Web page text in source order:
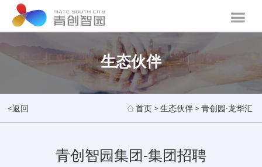
生态伙伴
<返回 首页>生态伙伴>青创园·龙华汇
青创智园集团-集团招聘